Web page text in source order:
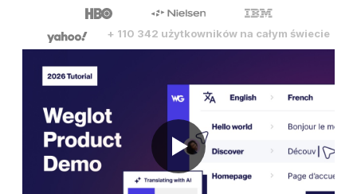
+ 110 342 użytkowników na całym świecie